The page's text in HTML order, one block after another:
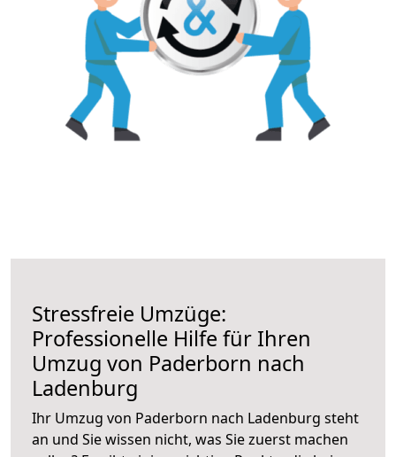
Stressfreie Umzüge:
Professionelle Hilfe für Ihren
Umzug von Paderborn nach
Ladenburg
Ihr Umzug von Paderborn nach Ladenburg steht
an und Sie wissen nicht, was Sie zuerst machen